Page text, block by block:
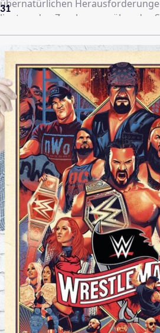
übernatürlichen
liegt an den Zuschauern, über das
armen Seelen zu entscheiden, die
versuchen, den Zorn des
31